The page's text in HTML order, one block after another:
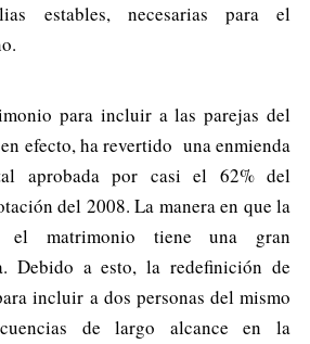
estables, necesarias para el
para incluir a las parejas del
efecto, ha revertido una enmienda
aprobada por casi el 62% del
del 2008. La manera en que la
el matrimonio tiene una gran
Debido a esto, la redefinición de
incluir a dos personas del mismo
de largo alcance en la